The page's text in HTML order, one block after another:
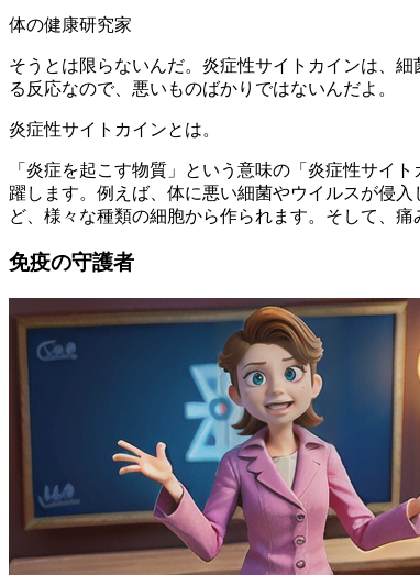
体の健康研究家
そうとは限らないんだ。炎症性サイトカインは、
る反応なので、悪いものばかりではないんだよ。
炎症性サイトカインとは。
「炎症を起こす物質」という意味の「炎症性サイ
躍します。例えば、体に悪い細菌やウイルスが侵
ど、様々な種類の細胞から作られます。そして、
免疫の守護者